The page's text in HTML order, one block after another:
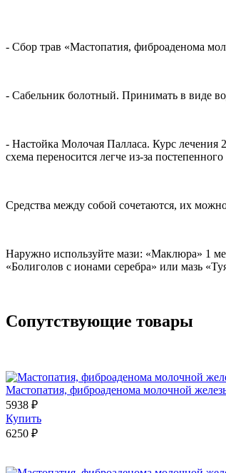
- Сбор трав «Мастопатия, фиброаденома
- Сабельник болотный. Принимать в виде
- Настойка Молочая Палласа. Курс лечения
схема переносится легче из-за
Средства между собой сочетаются, их
Наружно используйте мази: «Маклюра» 1
«Болиголов с ионами серебра» или мазь
Сопутствующие товары
Мастопатия, фиброаденома молочной
5938 ₽
Купить
6250 ₽